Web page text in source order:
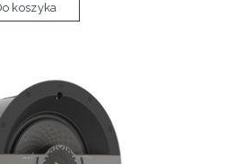
koszyka